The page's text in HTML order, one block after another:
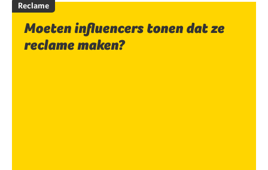
Reclame
Moeten influencers tonen dat ze
reclame maken?